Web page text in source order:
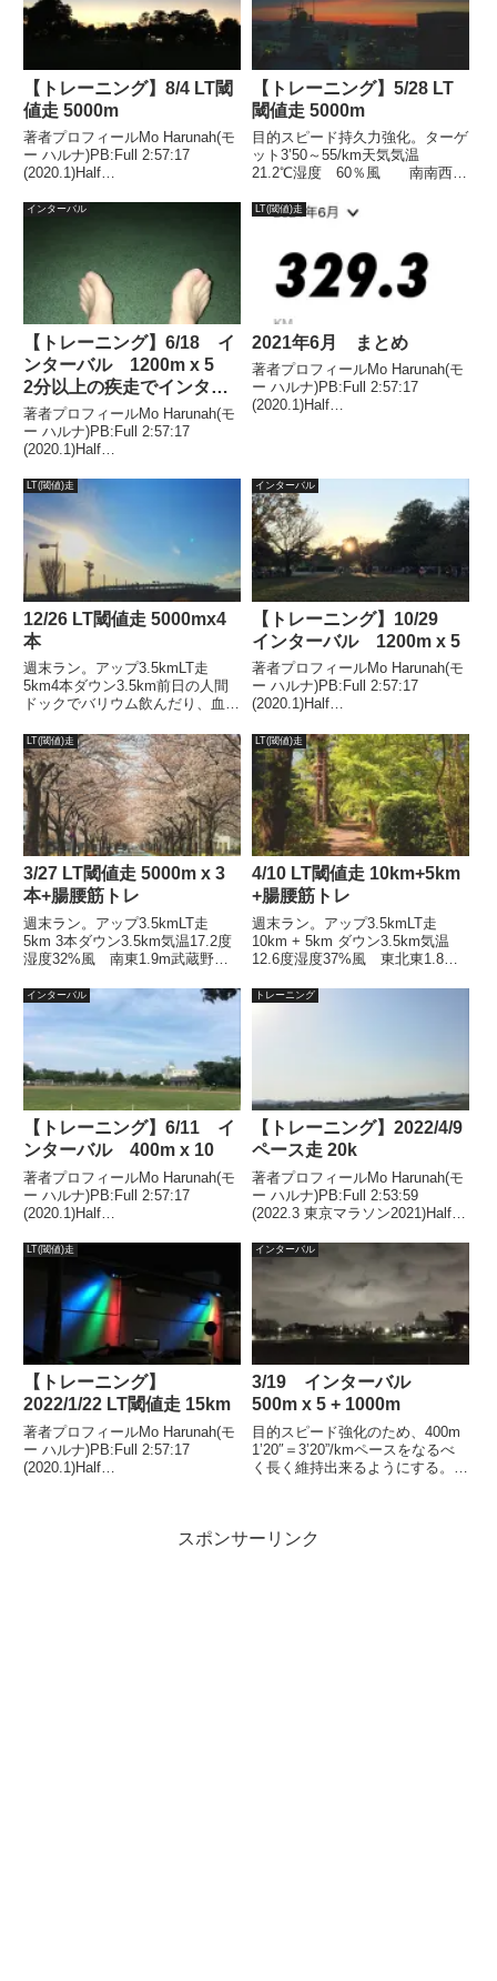
【トレーニング】8/4 LT閾
値走 5000m
著者プロフィールMo Harunah(モ
ー ハルナ)PB:Full 2:57:17
(2020.1)Half
50代サブスリー達成。目的スピ
【トレーニング】5/28 LT
閾値走 5000m
目的スピード持久力強化。ターゲ
ット3’50～55/km天気気温
21.2℃湿度 60％風 南南西
結果６は時計止め忘れLT
インターバル
【トレーニング】6/18 イ
ンターバル 1200m x 5
2分以上の疾走でインター
バルの効率が高まるのか？
著者プロフィールMo Harunah(モ
ー ハルナ)PB:Full 2:57:17
(2020.1)Half
50代サブスリー達成。目的スピ
ード強化、心肺機能、VO2Max向
上。ターゲット1...
LT(閾値)走
2021年6月 まとめ
著者プロフィールMo Harunah(モ
ー ハルナ)PB:Full 2:57:17
(2020.1)Half
決めるうえで重要な...
LT(閾値)走
12/26 LT閾値走 5000mx4
本
週末ラン。アップ3.5kmLT走
5km4本ダウン3.5km前日の人間
ドックでバリウム飲んだり、血液
に調子悪かった(言い訳)おまけに
午前中はスタッドレスタイヤの交
換作業なんかしちゃったので走っ
てて腰がジンジン辛...
インターバル
【トレーニング】10/29
インターバル 1200m x 5
著者プロフィールMo Harunah(モ
ー ハルナ)PB:Full 2:57:17
(2020.1)Half
50代サブスリー達成。目的スピ
ード強化、心肺機能、VO2Max向
上。ターゲット1...
LT(閾値)走
3/27 LT閾値走 5000m x 3
本+腸腰筋トレ
週末ラン。アップ3.5kmLT走
5km 3本ダウン3.5km気温17.2度
湿度32%風 南東1.9m武蔵野の
ーゲット 心拍90％桜が満開に
年も花見を自粛しなければならな
くなるとは...
LT(閾値)走
4/10 LT閾値走 10km+5km
+腸腰筋トレ
週末ラン。アップ3.5kmLT走
10km + 5km ダウン3.5km気温
12.6度湿度37%風 東北東1.8m
ス37ターゲット 心拍90％先週
インターバル
【トレーニング】6/11 イ
ンターバル 400m x 10
著者プロフィールMo Harunah(モ
ー ハルナ)PB:Full 2:57:17
(2020.1)Half
50代サブスリー達成。目的スピ
ード強化、心肺機能、VO2Max向
上。ターゲット4...
トレーニング
【トレーニング】2022/4/9
ペース走 20k
著者プロフィールMo Harunah(モ
ー ハルナ)PB:Full 2:53:59
(2022.3 東京マラソン2021)Half
2022年1月、2年連続50代サブス
リー達成。週末ラン。Eペ...
LT(閾値)走
【トレーニング】
2022/1/22 LT閾値走 15km
著者プロフィールMo Harunah(モ
ー ハルナ)PB:Full 2:57:17
(2020.1)Half
インターバル
3/19 インターバル
500m x 5 + 1000m
目的スピード強化のため、400m
1’20″＝3’20”/kmペースをなるべ
く長く維持出来るようにする。タ
はまずまず調子よ...
スポンサーリンク